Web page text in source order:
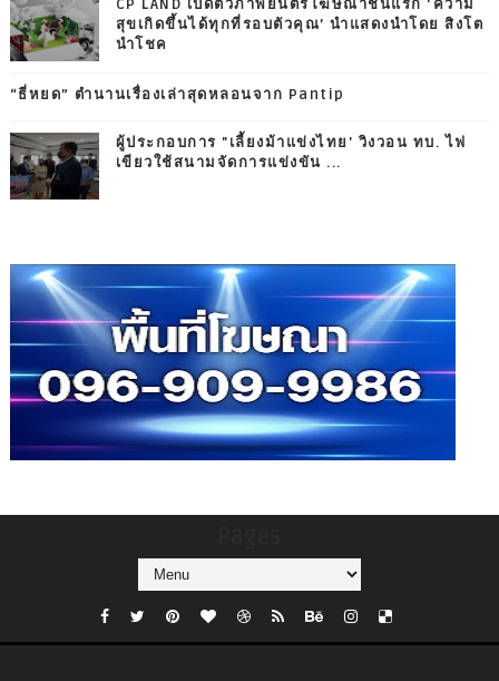
CP LAND เปิดตัวภาพยนตร์โฆษณาชิ้นแรก ‘ความ
สุขเกิดขึ้นได้ทุกที่รอบตัวคุณ’ นำแสดงนำโดย สิงโต
นำโชค
“ธี่หยด” ตำนานเรื่องเล่าสุดหลอนจาก Pantip
ผู้ประกอบการ "เลี้ยงม้าแข่งไทย' วิงวอน ทบ. ไฟ
เขียวใช้สนามจัดการแข่งขัน ...